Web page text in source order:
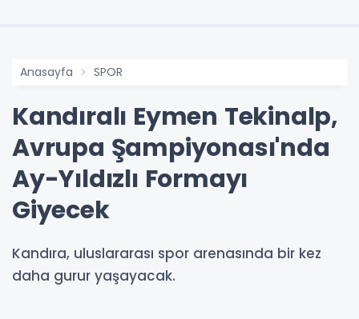
Anasayfa SPOR
Kandıralı Eymen Tekinalp,
Avrupa Şampiyonası'nda
Ay-Yıldızlı Formayı
Giyecek
Kandıra, uluslararası spor arenasında bir kez
daha gurur yaşayacak.